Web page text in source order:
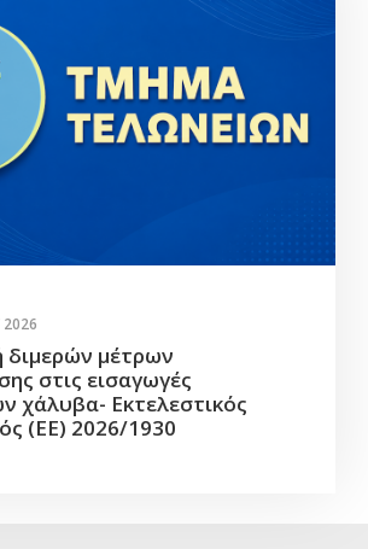
διμερών μέτρων
στις εισαγωγές
χάλυβα- Εκτελεστικός
(ΕΕ) 2026/1930